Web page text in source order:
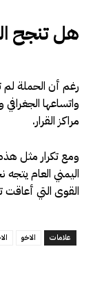
هل تنجح
رغم أن الحملة
واتساعها
مراكز القرار.
ومع تكرار مثل
اليمني العام
القوى التي
علامات الاخو